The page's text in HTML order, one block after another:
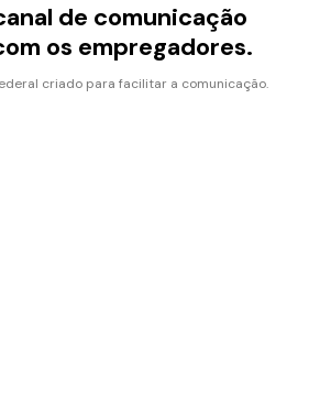
de comunicação
os empregadores.
criado para facilitar a comunicação.